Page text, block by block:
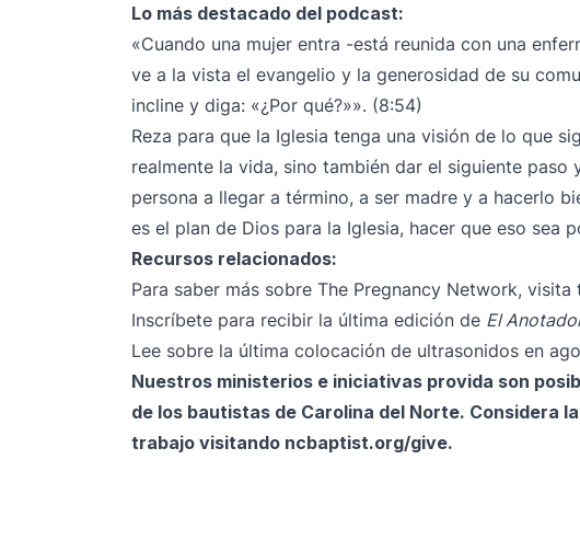
Lo más destacado del podcast:
«Cuando una mujer entra -está reunida con una
ve a la vista el evangelio y la generosidad de su
incline y diga: «¿Por qué?»». (8:54)
Reza para que la Iglesia tenga una visión de lo que
realmente la vida, sino también dar el siguiente paso
persona a llegar a término, a ser madre y a hacerlo
es el plan de Dios para la Iglesia, hacer que eso sea
Recursos relacionados:
Para saber más sobre The Pregnancy Network, visita
Inscríbete para recibir la última edición de El
Lee sobre la última colocación de ultrasonidos en
Nuestros ministerios e iniciativas provida son
de los bautistas de Carolina del Norte. Considera
trabajo visitando ncbaptist.org/give.